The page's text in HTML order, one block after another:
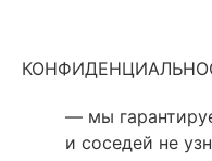
— мы
и соседей не